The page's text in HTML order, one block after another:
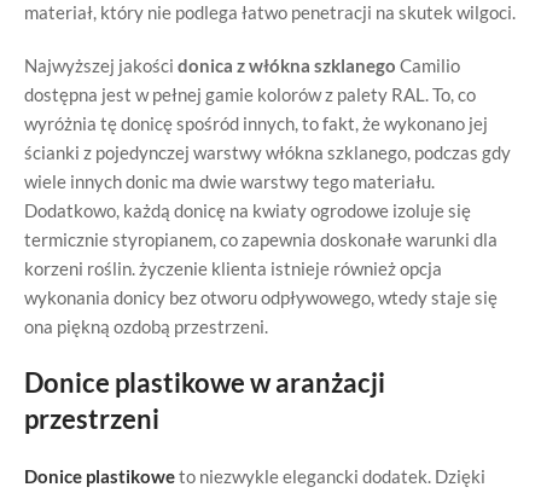
materiał, który nie podlega łatwo penetracji na skutek wilgoci.
Najwyższej jakości donica z włókna szklanego Camilio
dostępna jest w pełnej gamie kolorów z palety RAL. To, co
wyróżnia tę donicę spośród innych, to fakt, że wykonano jej
ścianki z pojedynczej warstwy włókna szklanego, podczas gdy
wiele innych donic ma dwie warstwy tego materiału.
Dodatkowo, każdą donicę na kwiaty ogrodowe izoluje się
termicznie styropianem, co zapewnia doskonałe warunki dla
korzeni roślin. życzenie klienta istnieje również opcja
wykonania donicy bez otworu odpływowego, wtedy staje się
ona piękną ozdobą przestrzeni.
Donice plastikowe w aranżacji
przestrzeni
Donice plastikoweto niezwykle elegancki dodatek. Dzięki